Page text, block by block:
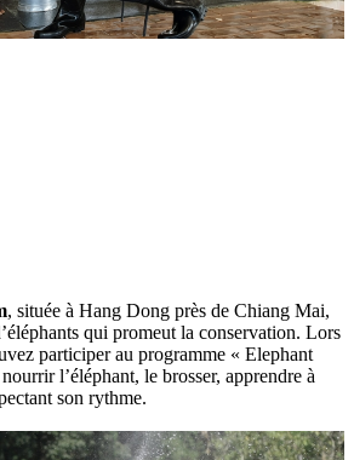
, située à Hang Dong près de Chiang Mai,
qui promeut la conservation. Lors
participer au programme « Elephant
l’éléphant, le brosser, apprendre à
son rythme.